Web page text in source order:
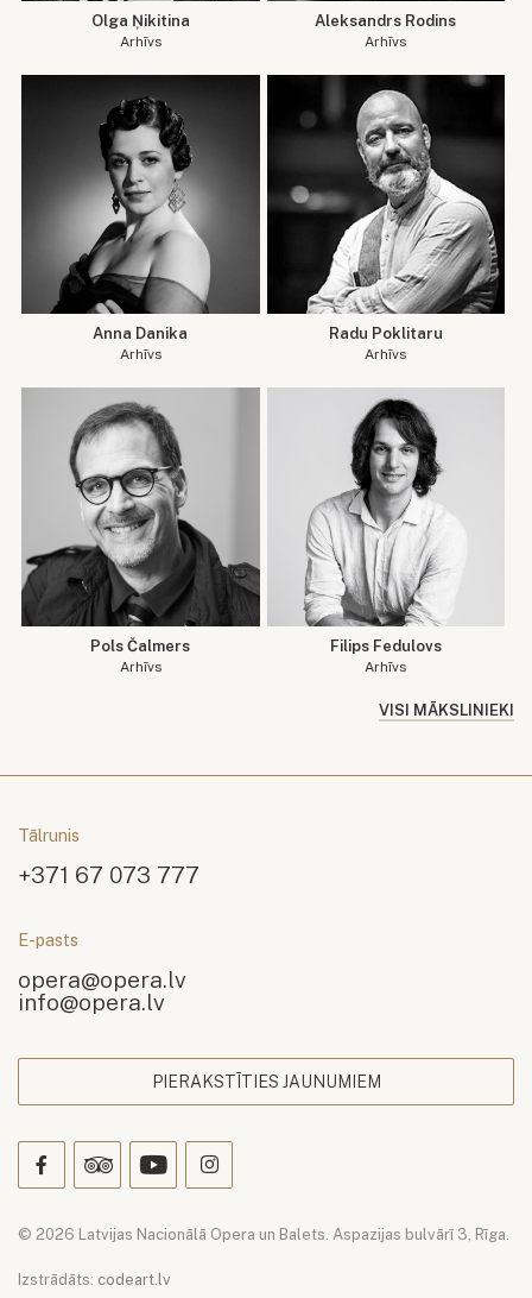
Olga Ņikitina
Arhīvs
Aleksandrs Rodins
Arhīvs
Anna Danika
Arhīvs
Radu Poklitaru
Arhīvs
Pols Čalmers
Arhīvs
Filips Fedulovs
Arhīvs
VISI MĀKSLINIEKI
Tālrunis
+371 67 073 777
E-pasts
opera@opera.lv
info@opera.lv
PIERAKSTĪTIES JAUNUMIEM
© 2026 Latvijas Nacionālā Opera un Balets. Aspazijas bulvārī 3, Rīga.
Izstrādāts: codeart.lv